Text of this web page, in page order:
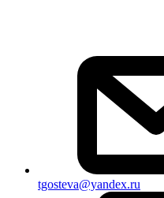
tgosteva@yandex.ru